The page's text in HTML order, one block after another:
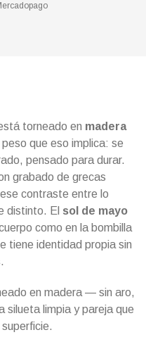
torneado en madera
que eso implica: se
pensado para durar.
grabado de grecas
contraste entre lo
distinto. El sol de mayo
como en la bombilla
tiene identidad propia sin
en madera — sin aro,
silueta limpia y pareja que